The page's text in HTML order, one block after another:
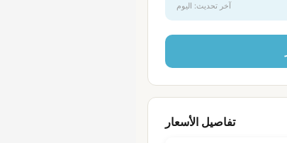
آخر تحديث: اليوم
تفاصيل الأسعار